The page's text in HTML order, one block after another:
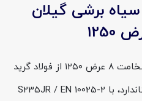
برشی گیلان
ورق سیاه برشی گیلان ST37 ضخامت ۸ عرض ۱۲۵۰ از فولاد گرید
ST37 ساخته شده و از نظر استاندارد، با S235JR / EN 10025-2